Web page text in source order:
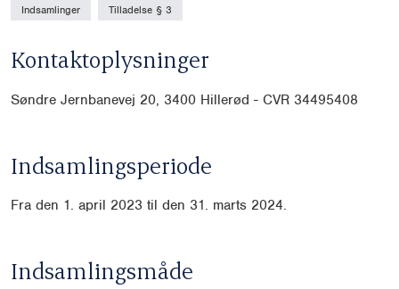
Indsamlinger Tilladelse § 3
Kontaktoplysninger
Søndre Jernbanevej 20, 3400 Hillerød - CVR 34495408
Indsamlingsperiode
Fra den 1. april 2023 til den 31. marts 2024.
Indsamlingsmåde